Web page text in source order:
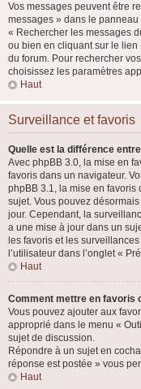
Vos messages peuvent être
messages » dans le panneau
« Rechercher les messages
ou bien en cliquant sur le lien
du forum. Pour rechercher
choisissez les paramètres
Haut
Surveillance et favoris
Quelle est la différence
Avec phpBB 3.0, la mise en
favoris dans un navigateur.
phpBB 3.1, la mise en favoris
sujet. Vous pouvez
jour. Cependant, la
a une mise à jour dans un
les favoris et les
l’utilisateur dans l’onglet «
Haut
Comment mettre en favoris
Vous pouvez ajouter aux
approprié dans le menu «
sujet de discussion.
Répondre à un sujet en
réponse est postée » vous
Haut